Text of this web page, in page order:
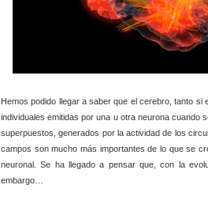
Hemos podido llegar a saber que el cerebro, tanto
individuales emitidas por una u otra neurona cuando
superpuestos, generados por la actividad de los
campos son mucho más importantes de lo que se
neuronal. Se ha llegado a pensar que, con la
embargo…